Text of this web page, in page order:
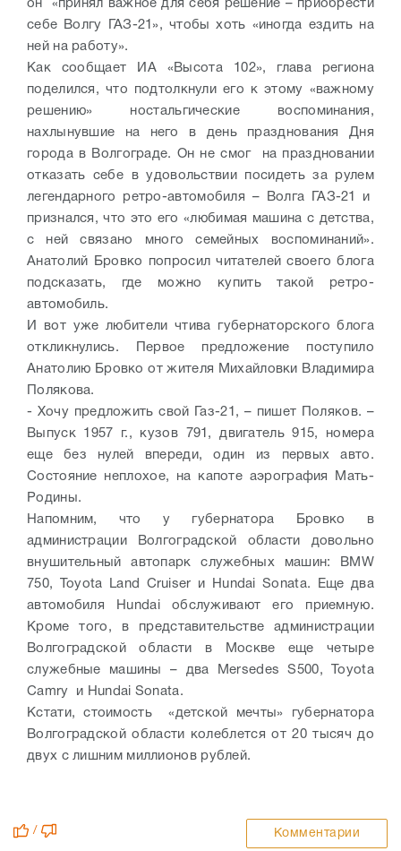
он «принял важное для себя решение – приобрести
себе Волгу ГАЗ-21», чтобы хоть «иногда ездить на
ней на работу».
Как сообщает ИА «Высота 102», глава региона
поделился, что подтолкнули его к этому «важному
решению» ностальгические воспоминания,
нахлынувшие на него в день празднования Дня
города в Волгограде. Он не смог на праздновании
отказать себе в удовольствии посидеть за рулем
легендарного ретро-автомобиля – Волга ГАЗ-21 и
признался, что это его «любимая машина с детства,
с ней связано много семейных воспоминаний».
Анатолий Бровко попросил читателей своего блога
подсказать, где можно купить такой ретро-
автомобиль.
И вот уже любители чтива губернаторского блога
откликнулись. Первое предложение поступило
Анатолию Бровко от жителя Михайловки Владимира
Полякова.
- Хочу предложить свой Газ-21, – пишет Поляков. –
Выпуск 1957 г., кузов 791, двигатель 915, номера
еще без нулей впереди, один из первых авто.
Состояние неплохое, на капоте аэрография Мать-
Родины.
Напомним, что у губернатора Бровко в
администрации Волгоградской области довольно
внушительный автопарк служебных машин: BMW
750, Toyota Land Cruiser и Hundai Sonata. Еще два
автомобиля Hundai обслуживают его приемную.
Кроме того, в представительстве администрации
Волгоградской области в Москве еще четыре
служебные машины – два Mersedes S500, Toyota
Camry и Hundai Sonata.
Кстати, стоимость «детской мечты» губернатора
Волгоградской области колеблется от 20 тысяч до
двух с лишним миллионов рублей.
/ Комментарии